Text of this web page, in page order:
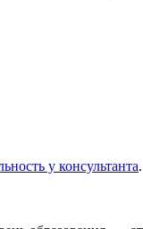
у консультанта.